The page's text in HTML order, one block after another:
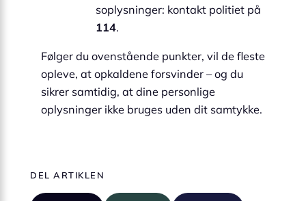
soplysninger: kontakt politiet på
114.
Følger du ovenstående punkter, vil de fleste
opleve, at opkaldene forsvinder – og du
sikrer samtidig, at dine personlige
oplysninger ikke bruges uden dit samtykke.
DEL ARTIKLEN